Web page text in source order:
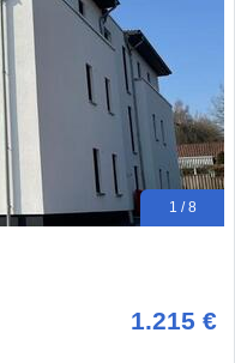
1 / 8
1.215 €